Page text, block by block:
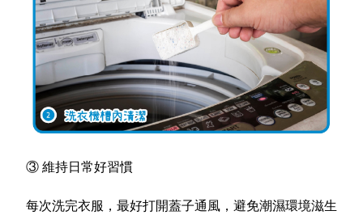
③ 維持日常好習慣
每次洗完衣服，最好打開蓋子通風，避免潮濕環境滋生